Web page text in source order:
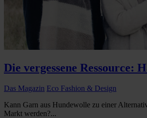
Die vergessene Ressource:
Das Magazin Eco Fashion & Design
Kann Garn aus Hundewolle zu einer
Markt werden?...